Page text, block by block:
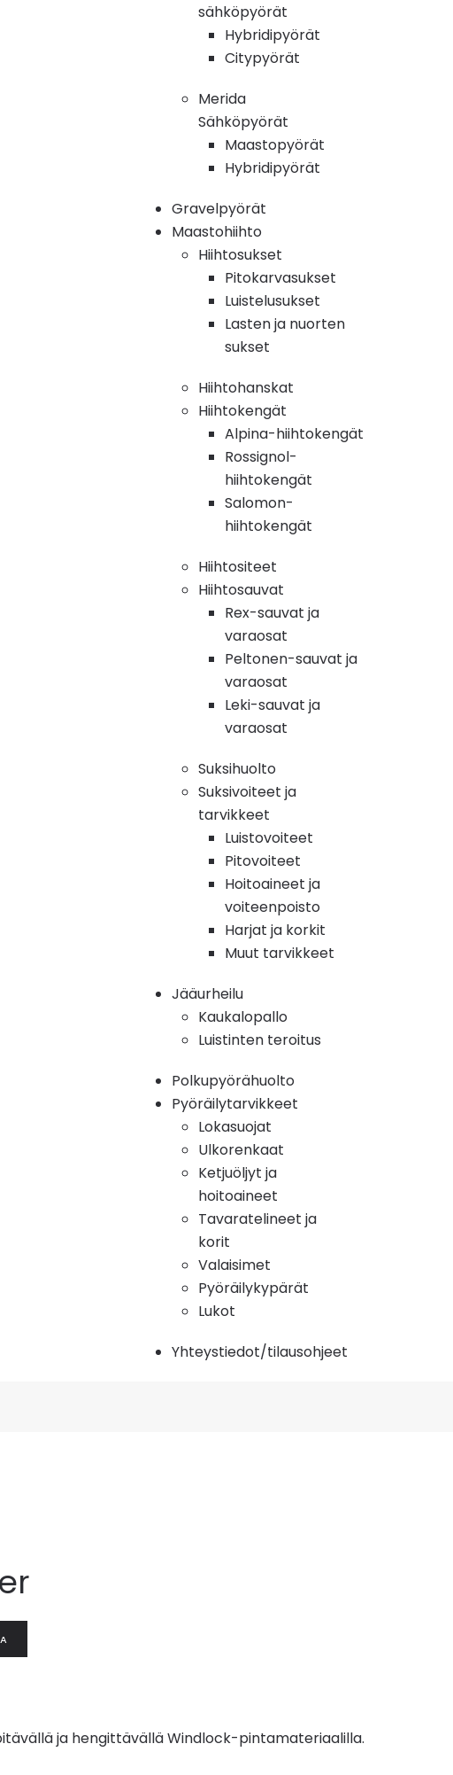
sähköpyörät
Hybridipyörät
Citypyörät
Merida
Sähköpyörät
Maastopyörät
Hybridipyörät
Gravelpyörät
Maastohiihto
Hiihtosukset
Pitokarvasukset
Luistelusukset
Lasten ja nuorten
sukset
Hiihtohanskat
Hiihtokengät
Alpina-hiihtokengät
Rossignol-
hiihtokengät
Salomon-
hiihtokengät
Hiihtositeet
Hiihtosauvat
Rex-sauvat ja
varaosat
Peltonen-sauvat ja
varaosat
Leki-sauvat ja
varaosat
Suksihuolto
Suksivoiteet ja
tarvikkeet
Luistovoiteet
Pitovoiteet
Hoitoaineet ja
voiteenpoisto
Harjat ja korkit
Muut tarvikkeet
Jääurheilu
Kaukalopallo
Luistinten teroitus
Polkupyörähuolto
Pyöräilytarvikkeet
Lokasuojat
Ulkorenkaat
Ketjuöljyt ja
hoitoaineet
Tavaratelineet ja
korit
Valaisimet
Pyöräilykypärät
Lukot
Yhteystiedot/tilausohjeet
ja hengittävällä Windlock-pintamateriaalilla.